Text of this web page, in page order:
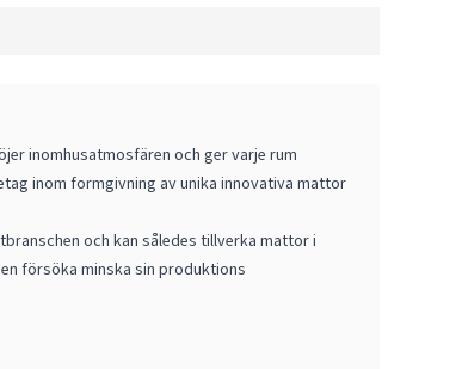
inomhusatmosfären och ger varje rum
inom formgivning av unika innovativa mattor
och kan således tillverka mattor i
försöka minska sin produktions